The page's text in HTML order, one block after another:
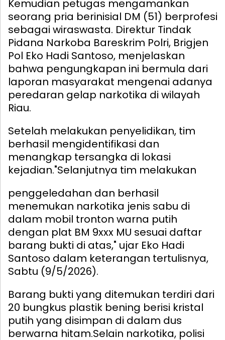
Kemudian petugas mengamankan
seorang pria berinisial DM (51) berprofesi
sebagai wiraswasta. Direktur Tindak
Pidana Narkoba Bareskrim Polri, Brigjen
Pol Eko Hadi Santoso, menjelaskan
bahwa pengungkapan ini bermula dari
laporan masyarakat mengenai adanya
peredaran gelap narkotika di wilayah
Riau.
Setelah melakukan penyelidikan, tim
berhasil mengidentifikasi dan
menangkap tersangka di lokasi
kejadian."Selanjutnya tim melakukan
penggeledahan dan berhasil
menemukan narkotika jenis sabu di
dalam mobil tronton warna putih
dengan plat BM 9xxx MU sesuai daftar
barang bukti di atas," ujar Eko Hadi
Santoso dalam keterangan tertulisnya,
Sabtu (9/5/2026).
Barang bukti yang ditemukan terdiri dari
20 bungkus plastik bening berisi kristal
putih yang disimpan di dalam dus
berwarna hitam.Selain narkotika, polisi